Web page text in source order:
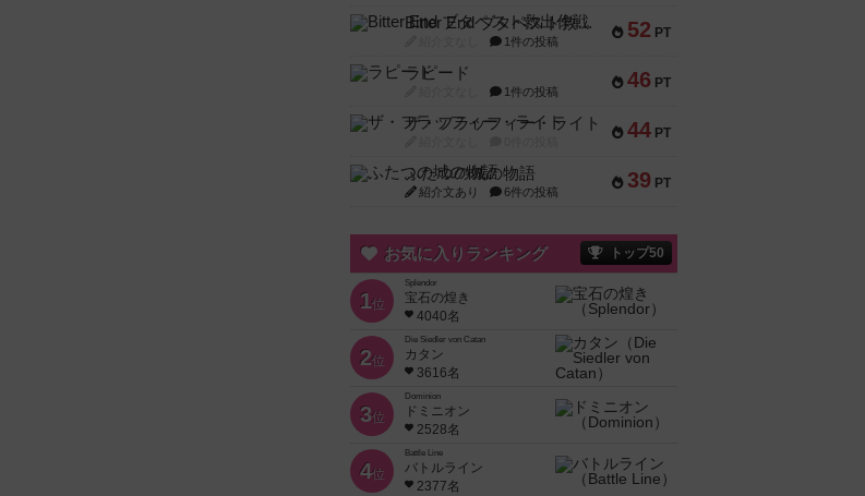
52 PT
Bitter End ブタペスト救出作戦
1件の投稿
46 PT
ラピード
1件の投稿
44 PT
ザ・フラッフィー・ライト
39 PT
ふたつの城の物語
紹介文あり 6件の投稿
お気に入りランキング トップ50
1位
Splendor
宝石の煌き
4040名
2位
Die Siedler von Catan
カタン
3616名
3位
Dominion
ドミニオン
2528名
4位
Battle Line
バトルライン
2377名